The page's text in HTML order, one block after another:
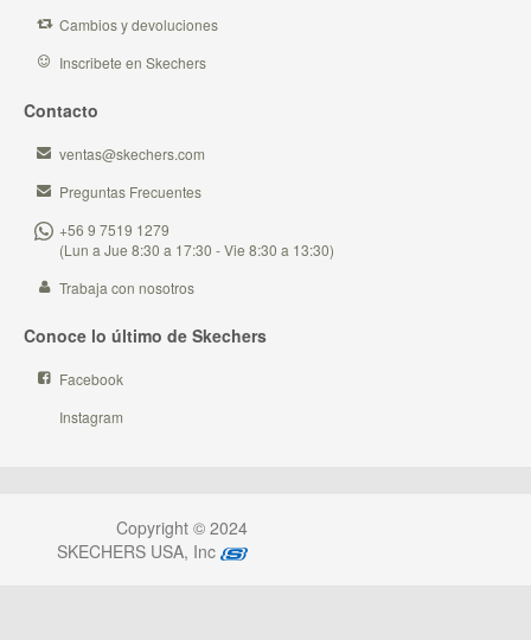
Cambios y devoluciones
Inscribete en Skechers
Contacto
ventas@skechers.com
Preguntas Frecuentes
+56 9 7519 1279
(Lun a Jue 8:30 a 17:30 - Vie 8:30 a 13:30)
Trabaja con nosotros
Conoce lo último de Skechers
Facebook
Instagram
Copyright © 2024
SKECHERS USA, Inc